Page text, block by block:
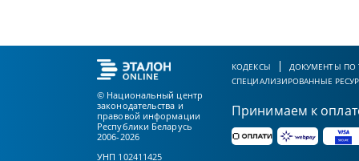
© Национальный центр
законодательства и
правовой информации
Республики Беларусь
2006-2026
УНП 102411425
КОДЕКСЫ ДОКУМЕНТЫ ПО
СПЕЦИАЛИЗИРОВАННЫЕ
Принимаем к